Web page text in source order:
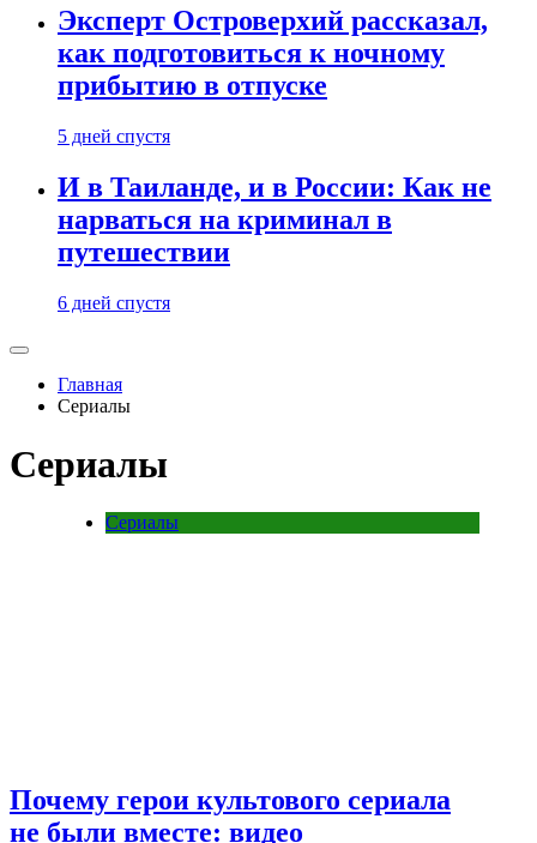
Эксперт Островерхий рассказал,
как подготовиться к ночному
прибытию в отпуске
5 дней спустя
И в Таиланде, и в России: Как не
нарваться на криминал в
путешествии
6 дней спустя
Главная
Сериалы
Сериалы
Сериалы
Почему герои культового сериала
не были вместе: видео